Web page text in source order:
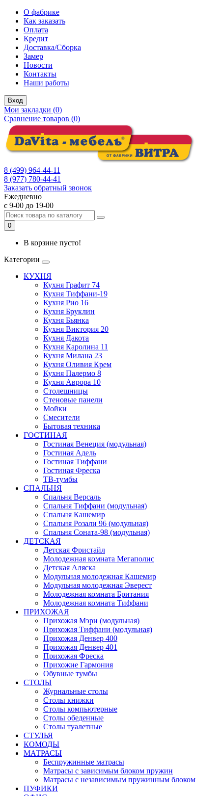
О фабрике
Как заказать
Оплата
Кредит
Доставка/Сборка
Замер
Новости
Контакты
Наши работы
Вход
Мои закладки (0)
Сравнение товаров (0)
8 (499) 964-44-11
8 (977) 780-44-41
Заказать обратный звонок
Ежедневно
с 9-00 до 19-00
0
В корзине пусто!
Категории
КУХНЯ
Кухня Графит 74
Кухня Тиффани-19
Кухня Рио 16
Кухня Бруклин
Кухня Бьянка
Кухня Виктория 20
Кухня Дакота
Кухня Каролина 11
Кухня Милана 23
Кухня Оливия Крем
Кухня Палермо 8
Кухня Аврора 10
Столешницы
Стеновые панели
Мойки
Смесители
Бытовая техника
ГОСТИНАЯ
Гостиная Венеция (модульная)
Гостиная Адель
Гостиная Тиффани
Гостиная Фреска
ТВ-тумбы
СПАЛЬНЯ
Спальня Версаль
Спальня Тиффани (модульная)
Спальня Кашемир
Спальня Розали 96 (модульная)
Спальня Соната-98 (модульная)
ДЕТСКАЯ
Детская Фристайл
Молодежная комната Мегаполис
Детская Аляска
Модульная молодежная Кашемир
Модульная молодежная Эверест
Молодежная комната Британия
Молодежная комната Тиффани
ПРИХОЖАЯ
Прихожая Мэри (модульная)
Прихожая Тиффани (модульная)
Прихожая Денвер 400
Прихожая Денвер 401
Прихожая Фреска
Прихожие Гармония
Обувные тумбы
СТОЛЫ
Журнальные столы
Столы книжки
Столы компьютерные
Столы обеденные
Столы туалетные
СТУЛЬЯ
КОМОДЫ
МАТРАСЫ
Беспружинные матрасы
Матрасы с зависимым блоком пружин
Матрасы с независимым пружинным блоком
ПУФИКИ